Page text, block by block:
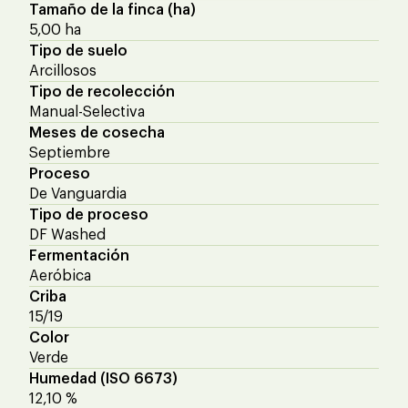
Tamaño de la finca (ha)
5,00 ha
Tipo de suelo
Arcillosos
Tipo de recolección
Manual-Selectiva
Meses de cosecha
Septiembre
Proceso
De Vanguardia
Tipo de proceso
DF Washed
Fermentación
Aeróbica
Criba
15/19
Color
Verde
Humedad (ISO 6673)
12,10 %